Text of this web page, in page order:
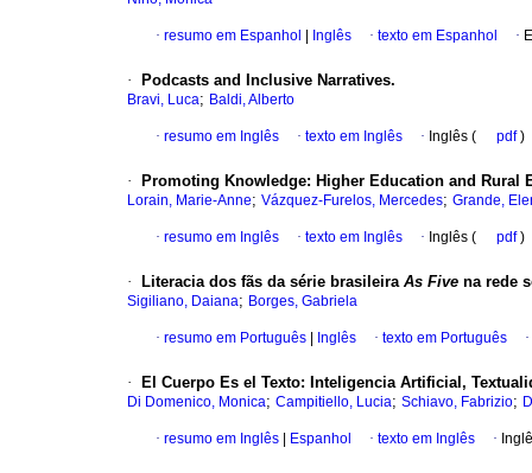
· resumo em Espanhol Inglês · texto em Espanhol ·
· Podcasts and Inclusive Narratives.
Bravi, Luca; Baldi, Alberto
· resumo em Inglês · texto em Inglês · Inglês ( pdf)
· Promoting Knowledge: Higher Education and Rural
Lorain, Marie-Anne; Vázquez-Furelos, Mercedes; Grande,
· resumo em Inglês · texto em Inglês · Inglês ( pdf)
· Literacia dos fãs da série brasileira As Five na rede
Sigiliano, Daiana; Borges, Gabriela
· resumo em Português Inglês · texto em Português ·
· El Cuerpo Es el Texto: Inteligencia Artificial,
Di Domenico, Monica; Campitiello, Lucia; Schiavo, Fabrizio;
· resumo em Inglês Espanhol · texto em Inglês ·